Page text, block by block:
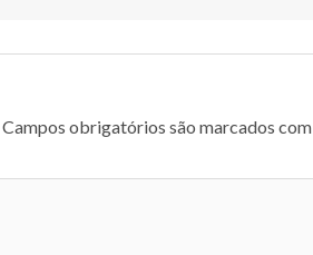
Campos obrigatórios são marcados com